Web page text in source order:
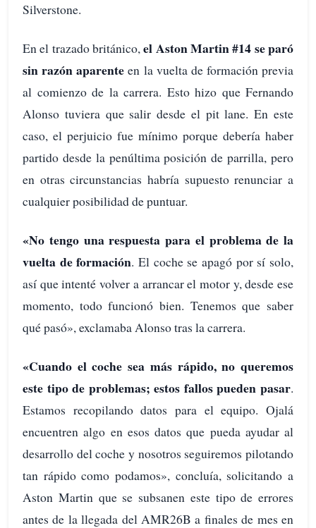
Silverstone.
En el trazado británico,el Aston Martin #14 se paró
sin razón aparente en la vuelta de formación previa
al comienzo de la carrera. Esto hizo que Fernando
Alonso tuviera que salir desde el pit lane. En este
caso, el perjuicio fue mínimo porque debería haber
partido desde la penúltima posición de parrilla, pero
en otras circunstancias habría supuesto renunciar a
cualquier posibilidad de puntuar.
«No tengo una respuesta para el problema de la
vuelta de formación. El coche se apagó por sí solo,
así que intenté volver a arrancar el motor y, desde ese
momento, todo funcionó bien. Tenemos que saber
qué pasó», exclamaba Alonso tras la carrera.
«Cuando el coche sea más rápido, no queremos
este tipo de problemas; estos fallos pueden pasar.
Estamos recopilando datos para el equipo. Ojalá
encuentren algo en esos datos que pueda ayudar al
desarrollo del coche y nosotros seguiremos pilotando
tan rápido como podamos», concluía, solicitando a
Aston Martin que se subsanen este tipo de errores
antes de la llegada del AMR26B a finales de mes en